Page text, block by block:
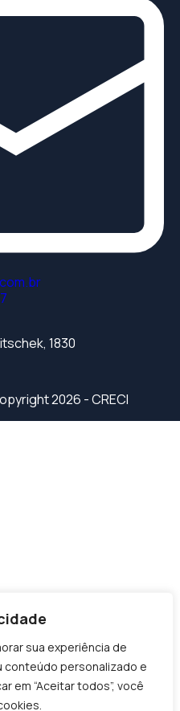
sua experiência de
conteúdo personalizado e
em “Aceitar todos”, você
1830
2026 - CRECI